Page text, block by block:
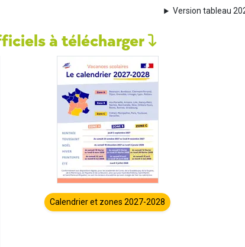
Version tableau
à télécharger
Calendrier et zones 2027-2028